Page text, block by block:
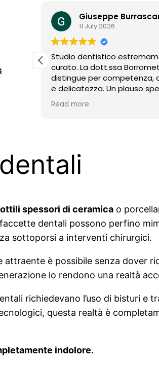
Giuseppe
11 July 2026
Studio dentistico
curato. La dott.ssa
distingue per competenza,
e delicatezza. Un plauso
all’assistente Stefania per la
straordinaria simpatia e la
Read more
spessori di ceramica o
dentali possono perfino
sottoporsi a interventi chirurgici.
attraente è possibile senza dover
lo rendono una realtà
richiedevano l’uso di bisturi e
questa realtà è
indolore.